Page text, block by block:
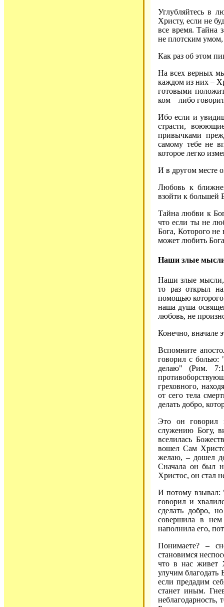
Углубляйтесь в
Христу, если не
все время. Тайна
не плотским
Как раз об этом
На всех верных
каждом из них –
готовыми
ком – либо
Ибо если и
страсти,
привычками
самому тебе не
которое легко
И в другом месте
Любовь к
взойти к
Тайна любви к
что если ты не
Бога, Которого
может любить
Наши злые
Наши злые мысли,
то раз открыл
помощью
наша душа
любовь, не
Конечно, вначале
Вспомните
говорил с болью:
делаю" (Рим.
греховного,
от сего тела
делать добро,
Это он говорил
служению Богу,
вселилась
вошел Сам
желаю, – дошел
Сначала он был
Христос, он стал
И потому
говорил и
сделать добро,
совершила в нем
наполнила его,
Понимаете? –
становимся
что в нас живет
улучим
если предадим
станет иным.
неблагодарность,